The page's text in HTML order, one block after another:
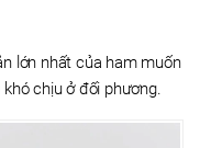
lớn nhất của ham muốn
chịu ở đối phương.